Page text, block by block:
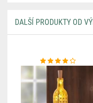
DALŠÍ PRODUKTY OD